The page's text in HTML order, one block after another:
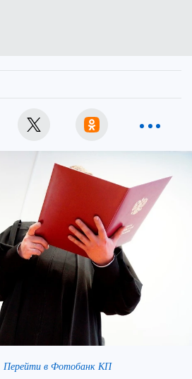
Перейти в Фотобанк КП